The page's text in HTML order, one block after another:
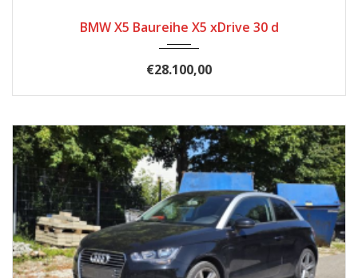
BMW X5 Baureihe X5 xDrive 30 d
€28.100,00